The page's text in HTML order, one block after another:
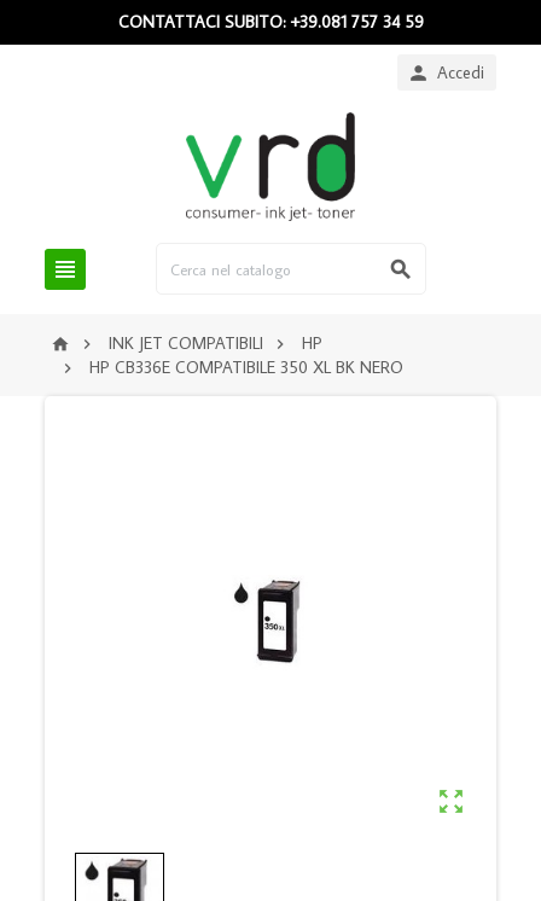
CONTATTACI SUBITO: +39.081 757 34 59
 Accedi
 
  INK JET COMPATIBILI  HP
 HP CB336E COMPATIBILE 350 XL BK NERO
